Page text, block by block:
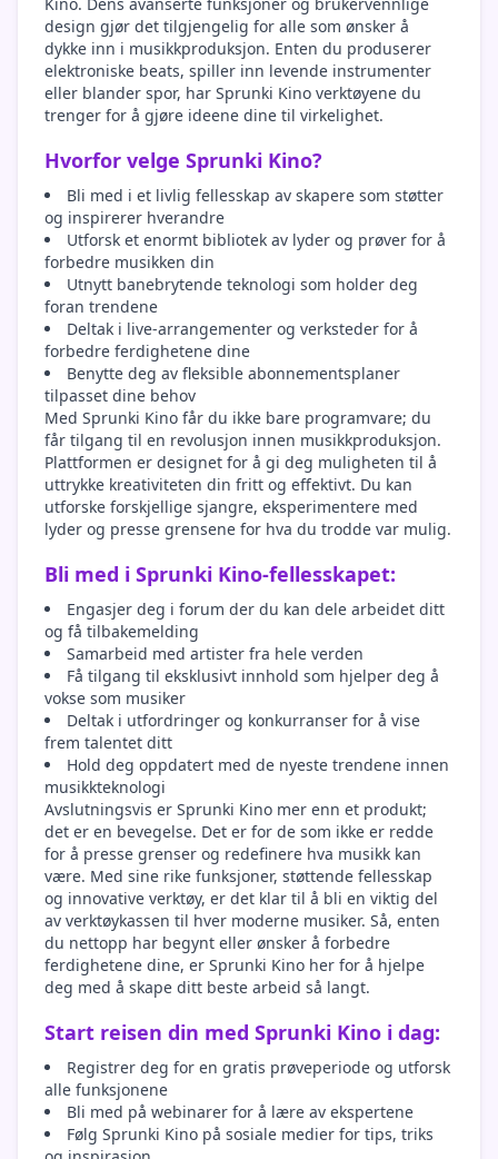
design gjør det tilgjengelig for alle som ønsker å
dykke inn i musikkproduksjon. Enten du produserer
elektroniske beats, spiller inn levende instrumenter
eller blander spor, har Sprunki Kino verktøyene du
trenger for å gjøre ideene dine til virkelighet.
Hvorfor velge Sprunki Kino?
Bli med i et livlig fellesskap av skapere som støtter
og inspirerer hverandre
Utforsk et enormt bibliotek av lyder og prøver for å
forbedre musikken din
Utnytt banebrytende teknologi som holder deg
foran trendene
Deltak i live-arrangementer og verksteder for å
forbedre ferdighetene dine
Benytte deg av fleksible abonnementsplaner
tilpasset dine behov
Med Sprunki Kino får du ikke bare programvare; du
får tilgang til en revolusjon innen musikkproduksjon.
Plattformen er designet for å gi deg muligheten til å
uttrykke kreativiteten din fritt og effektivt. Du kan
utforske forskjellige sjangre, eksperimentere med
lyder og presse grensene for hva du trodde var mulig.
Bli med i Sprunki Kino-fellesskapet:
Engasjer deg i forum der du kan dele arbeidet ditt
og få tilbakemelding
Samarbeid med artister fra hele verden
Få tilgang til eksklusivt innhold som hjelper deg å
vokse som musiker
Deltak i utfordringer og konkurranser for å vise
frem talentet ditt
Hold deg oppdatert med de nyeste trendene innen
musikkteknologi
Avslutningsvis er Sprunki Kino mer enn et produkt;
det er en bevegelse. Det er for de som ikke er redde
for å presse grenser og redefinere hva musikk kan
være. Med sine rike funksjoner, støttende fellesskap
og innovative verktøy, er det klar til å bli en viktig del
av verktøykassen til hver moderne musiker. Så, enten
du nettopp har begynt eller ønsker å forbedre
ferdighetene dine, er Sprunki Kino her for å hjelpe
deg med å skape ditt beste arbeid så langt.
Start reisen din med Sprunki Kino i dag:
Registrer deg for en gratis prøveperiode og utforsk
alle funksjonene
Bli med på webinarer for å lære av ekspertene
Følg Sprunki Kino på sosiale medier for tips, triks